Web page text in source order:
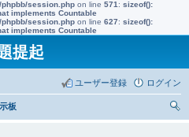
phpbb/session.php on line 571 : sizeof():
implements Countable
phpbb/session.php on line 627: sizeof():
implements Countable
提起
ログイン
ユーザー登録
板